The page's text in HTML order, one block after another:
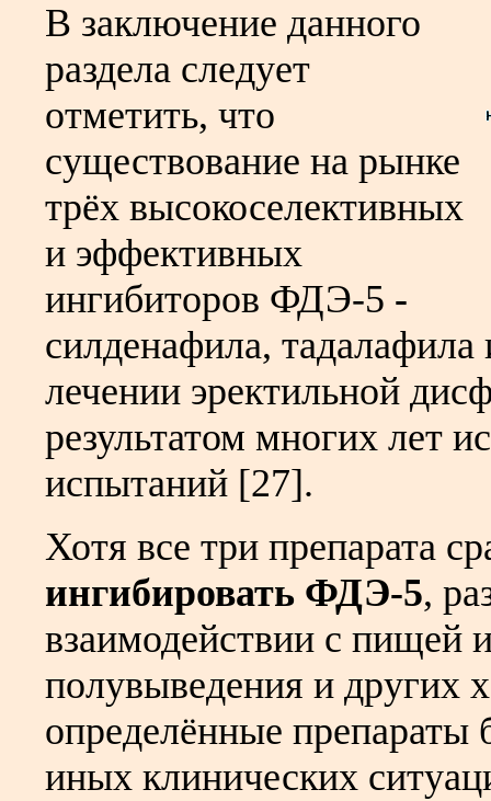
В заключение данного
раздела следует
отметить, что
существование на рынке
трёх высокоселективных
и эффективных
ингибиторов ФДЭ-5 -
силденафила,
лечении эректильной
результатом многих лет
испытаний [27].
Хотя все три препарата
ингибировать ФДЭ-5,
взаимодействии с пищей
полувыведения и других
определённые
иных клинических